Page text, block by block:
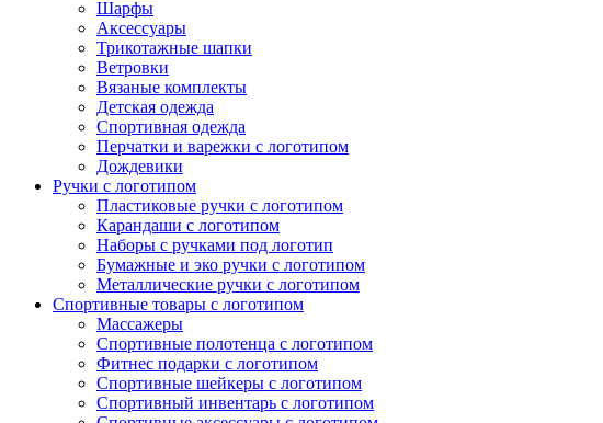
Шарфы
Аксессуары
Трикотажные шапки
Ветровки
Вязаные комплекты
Детская одежда
Спортивная одежда
Перчатки и варежки с логотипом
Дождевики
Ручки с логотипом
Пластиковые ручки с логотипом
Карандаши с логотипом
Наборы с ручками под логотип
Бумажные и эко ручки с логотипом
Металлические ручки с логотипом
Спортивные товары с логотипом
Массажеры
Спортивные полотенца с логотипом
Фитнес подарки с логотипом
Спортивные шейкеры с логотипом
Спортивный инвентарь с логотипом